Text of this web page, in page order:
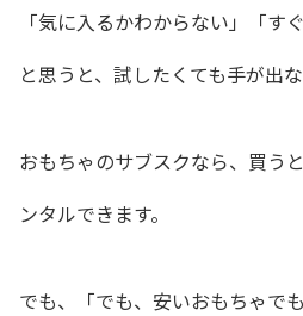
「気に入るかわからない」「す
と思うと、試したくても手が出
おもちゃのサブスクなら、買う
ンタルできます。
でも、「でも、安いおもちゃで